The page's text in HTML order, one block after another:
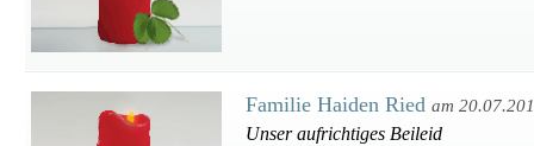
Familie Haiden Ried am
Unser aufrichtiges Beileid